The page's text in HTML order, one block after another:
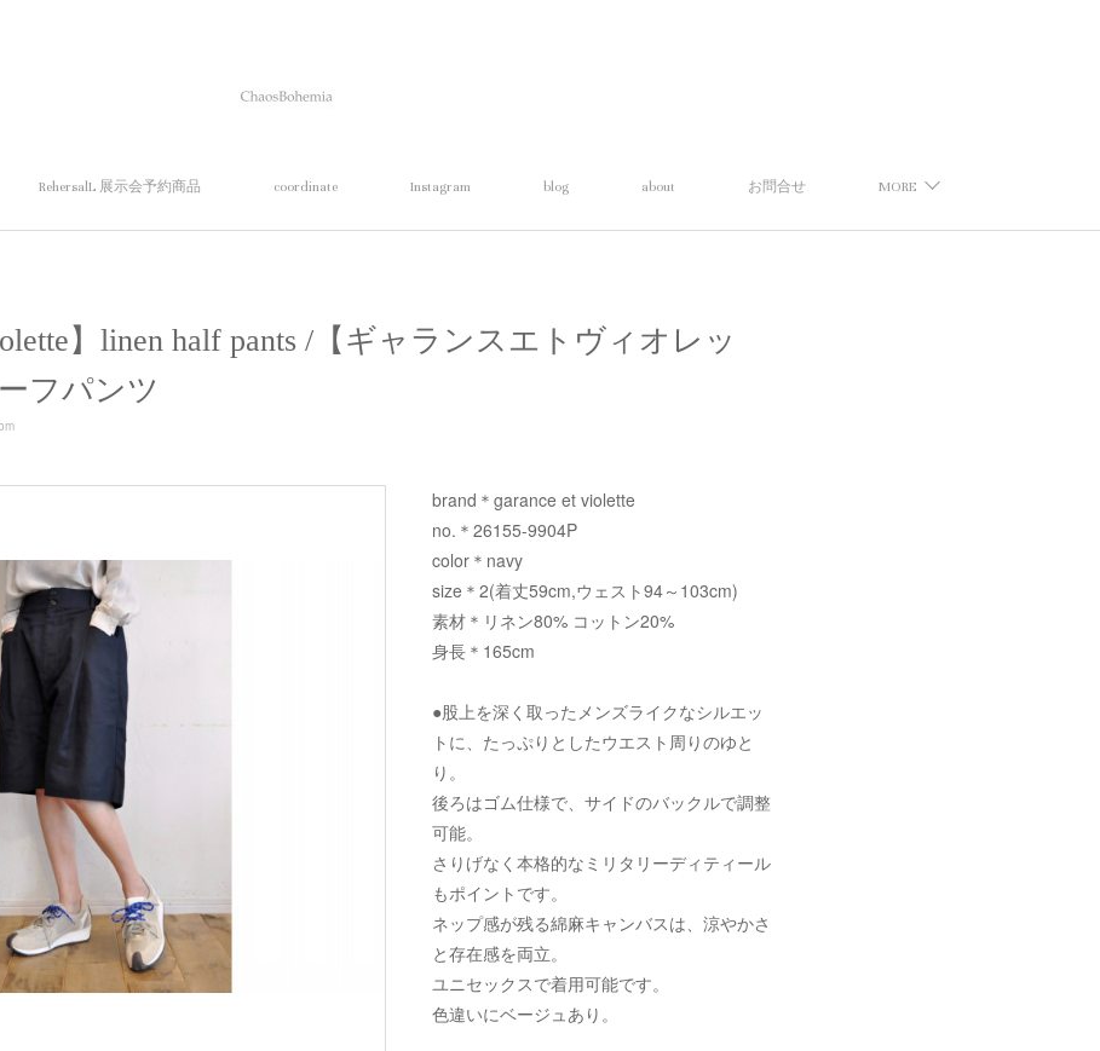
RehersalL 展示会予約商品 coordinate Instagram blog about お問合せ MORE
】linen half pants /【ギャランスエトヴィオレッ
フパンツ
brand＊garance et violette
no.＊26155-9904P
color＊navy
size＊2(着丈59cm,ウェスト94～103cm)
素材＊リネン80% コットン20%
身長＊165cm
●股上を深く取ったメンズライクなシルエッ
トに、たっぷりとしたウエスト周りのゆと
り。
後ろはゴム仕様で、サイドのバックルで調整
可能。
さりげなく本格的なミリタリーディティール
もポイントです。
ネップ感が残る綿麻キャンバスは、涼やかさ
と存在感を両立。
ユニセックスで着用可能です。
色違いにベージュあり。